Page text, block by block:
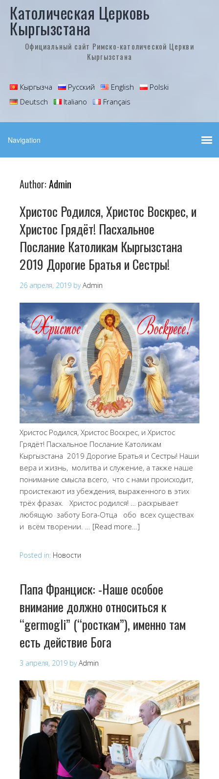
Католическая Церковь
Кыргызстана
Официальный сайт Римско-католической Церкви
Кыргызстана
Кыргызча Русский English
Polski
Deutsch
Italiano Français
Author:Admin
Христос Родился, Христос Воскрес, и
Христос Грядёт! Пасхальное
Послание Католикам Кыргызстана
2019 Дорогие Братья и Сестры!
26 апреля, 2019 byAdmin
Христос Родился, Христос Воскрес, и Христос
Грядёт! Пасхальное Послание Католикам
Кыргызстана 2019 Дорогие Братья и Сестры! Наши
вера и жизнь, молитва и служение, а также наше
понимание смысла всего, что с нами происходит,
проистекают из убеждения, выраженного в этих
трёх фразах. Христос родился! … раскрывает
любящую заботу Бога-Отца обо всех существах
и всём творении. … [Read more…]
Posted in: Новости
Папа Франциск: -Наше особое
внимание должно относиться к
“germogli” (“росткам”), именно там
есть действие Бога
3 апреля, 2019 byAdmin